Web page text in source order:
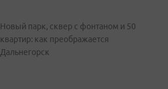
Новый парк, сквер с фонтаном и 50
квартир: как преображается
Дальнегорск